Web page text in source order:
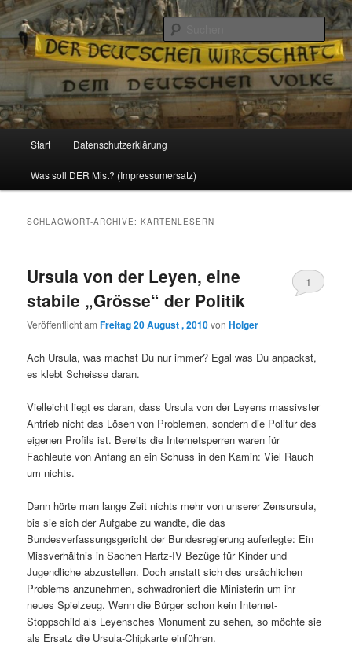
Reizzentrum
Politik, Wirtschaft, Soziales und Gesellschaft
Zum
Inhalt
Zum
sekundären
Start Datenschutzerklärung
Was soll DER Mist? (Impressumersatz)
SCHLAGWORT-ARCHIVE:KARTENLESERN
Ursula von der Leyen, eine
stabile „Grösse“ der Politik
Veröffentlicht amFreitag 20 August , 2010vonHolger
1
Ach Ursula, was machst Du nur immer? Egal was Du anpackst,
es klebt Scheisse daran.
Vielleicht liegt es daran, dass Ursula von der Leyens massivster
Antrieb nicht das Lösen von Problemen, sondern die Politur des
eigenen Profils ist. Bereits die Internetsperren waren für
Fachleute von Anfang an ein Schuss in den Kamin: Viel Rauch
um nichts.
Dann hörte man lange Zeit nichts mehr von unserer Zensursula,
bis sie sich der Aufgabe zu wandte, die das
Bundesverfassungsgericht der Bundesregierung auferlegte: Ein
Missverhältnis in Sachen Hartz-IV Bezüge für Kinder und
Jugendliche abzustellen. Doch anstatt sich des ursächlichen
Problems anzunehmen, schwadroniert die Ministerin um ihr
neues Spielzeug. Wenn die Bürger schon kein Internet-
Stoppschild als Leyensches Monument zu sehen, so möchte sie
als Ersatz die Ursula-Chipkarte einführen.